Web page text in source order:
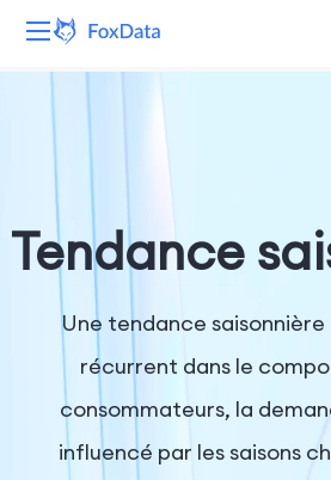
Ressources
Entreprise
Tendance
Une tendance saisonnière
récurrent dans le
consommateurs, la
influencé par les saisons